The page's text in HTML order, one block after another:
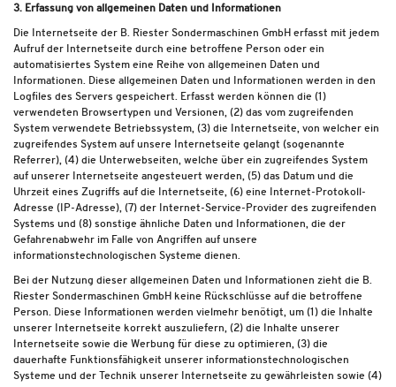
3. Erfassung von allgemeinen Daten und Informationen
Die Internetseite der B. Riester Sondermaschinen GmbH erfasst mit jedem
Aufruf der Internetseite durch eine betroffene Person oder ein
automatisiertes System eine Reihe von allgemeinen Daten und
Informationen. Diese allgemeinen Daten und Informationen werden in den
Logfiles des Servers gespeichert. Erfasst werden können die (1)
verwendeten Browsertypen und Versionen, (2) das vom zugreifenden
System verwendete Betriebssystem, (3) die Internetseite, von welcher ein
zugreifendes System auf unsere Internetseite gelangt (sogenannte
Referrer), (4) die Unterwebseiten, welche über ein zugreifendes System
auf unserer Internetseite angesteuert werden, (5) das Datum und die
Uhrzeit eines Zugriffs auf die Internetseite, (6) eine Internet-Protokoll-
Adresse (IP-Adresse), (7) der Internet-Service-Provider des zugreifenden
Systems und (8) sonstige ähnliche Daten und Informationen, die der
Gefahrenabwehr im Falle von Angriffen auf unsere
informationstechnologischen Systeme dienen.
Bei der Nutzung dieser allgemeinen Daten und Informationen zieht die B.
Riester Sondermaschinen GmbH keine Rückschlüsse auf die betroffene
Person. Diese Informationen werden vielmehr benötigt, um (1) die Inhalte
unserer Internetseite korrekt auszuliefern, (2) die Inhalte unserer
Internetseite sowie die Werbung für diese zu optimieren, (3) die
dauerhafte Funktionsfähigkeit unserer informationstechnologischen
Systeme und der Technik unserer Internetseite zu gewährleisten sowie (4)